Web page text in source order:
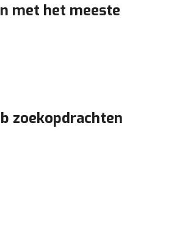
met het meeste
zoekopdrachten